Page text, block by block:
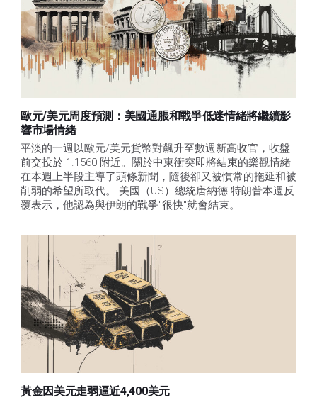
歐元/美元周度預測：美國通脹和戰爭低迷情緒將繼續影
響市場情緒
平淡的一週以歐元/美元貨幣對飆升至數週新高收官，收盤
前交投於 1.1560 附近。關於中東衝突即將結束的樂觀情緒
在本週上半段主導了頭條新聞，隨後卻又被慣常的拖延和被
削弱的希望所取代。 美國（US）總統唐納德-特朗普本週反
覆表示，他認為與伊朗的戰爭"很快"就會結束。
黃金因美元走弱逼近4,400美元